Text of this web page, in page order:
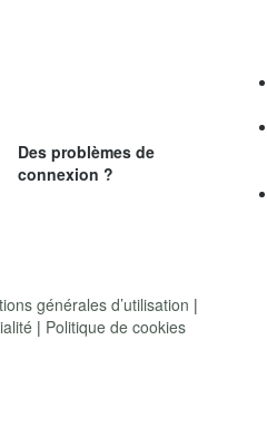
Des problèmes de
connexion ?
générales d’utilisation |
| Politique de cookies